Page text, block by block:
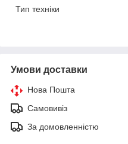
Тип техніки
Умови доставки
Нова Пошта
Самовивіз
За домовленністю